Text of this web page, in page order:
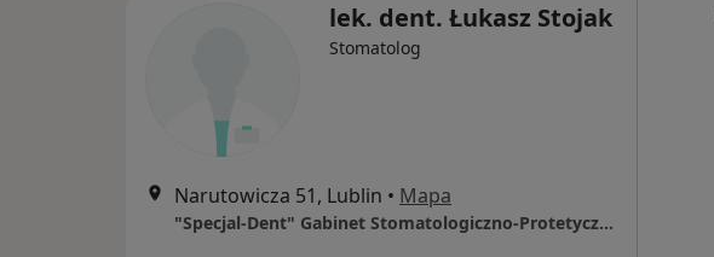
lek. dent. Łukasz Stojak
Stomatolog
Narutowicza 51, Lublin • Mapa
"Specjal-Dent" Gabinet Stomatologiczno-Protetyczny.